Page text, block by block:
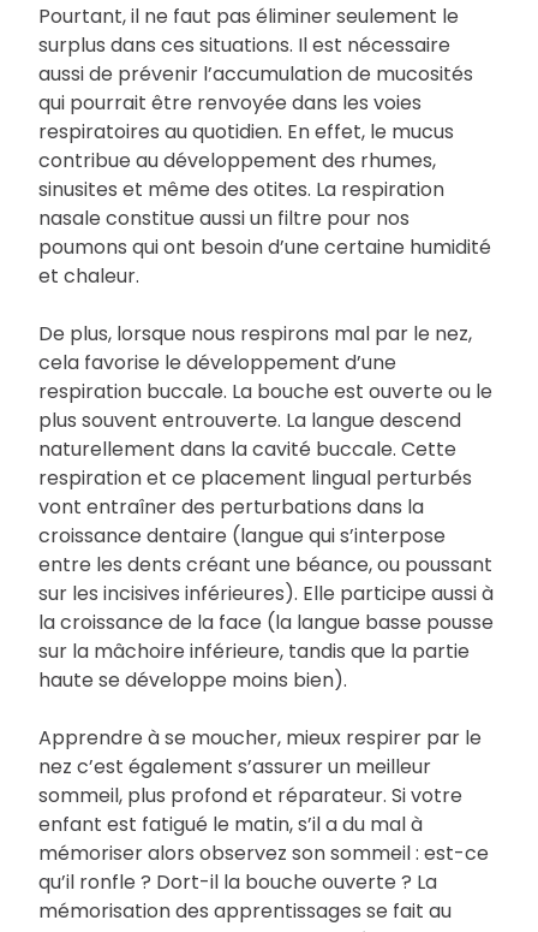
Pourtant, il ne faut pas éliminer seulement le
surplus dans ces situations. Il est nécessaire
aussi de prévenir l’accumulation de mucosités
qui pourrait être renvoyée dans les voies
respiratoires au quotidien. En effet, le mucus
contribue au développement des rhumes,
sinusites et même des otites. La respiration
nasale constitue aussi un filtre pour nos
poumons qui ont besoin d’une certaine humidité
et chaleur.
De plus, lorsque nous respirons mal par le nez,
cela favorise le développement d’une
respiration buccale. La bouche est ouverte ou le
plus souvent entrouverte. La langue descend
naturellement dans la cavité buccale. Cette
respiration et ce placement lingual perturbés
vont entraîner des perturbations dans la
croissance dentaire (langue qui s’interpose
entre les dents créant une béance, ou poussant
sur les incisives inférieures). Elle participe aussi à
la croissance de la face (la langue basse pousse
sur la mâchoire inférieure, tandis que la partie
haute se développe moins bien).
Apprendre à se moucher, mieux respirer par le
nez c’est également s’assurer un meilleur
sommeil, plus profond et réparateur. Si votre
enfant est fatigué le matin, s’il a du mal à
mémoriser alors observez son sommeil : est-ce
qu’il ronfle ? Dort-il la bouche ouverte ? La
mémorisation des apprentissages se fait au